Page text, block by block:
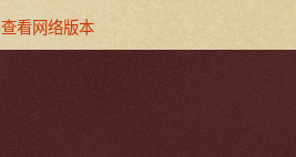
查看网络版本